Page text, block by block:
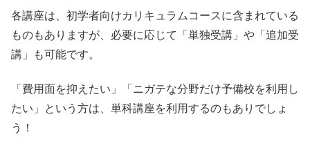
各講座は、初学者向けカリキュラムコースに含まれている
ものもありますが、必要に応じて「単独受講」や「追加受
講」も可能です。
「費用面を抑えたい」「ニガテな分野だけ予備校を利用し
たい」という方は、単科講座を利用するのもありでしょ
う！